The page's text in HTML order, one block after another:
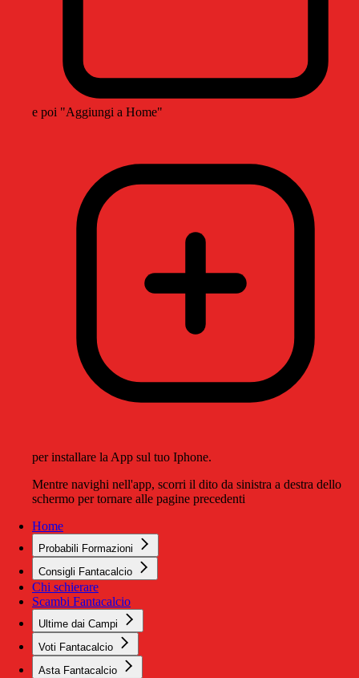
e poi "Aggiungi a Home"
per installare la App sul tuo Iphone.
Mentre navighi nell'app, scorri il dito da sinistra a destra dello
schermo per tornare alle pagine precedenti
Home
Probabili Formazioni
Consigli Fantacalcio
Chi schierare
Scambi Fantacalcio
Ultime dai Campi
Voti Fantacalcio
Asta Fantacalcio